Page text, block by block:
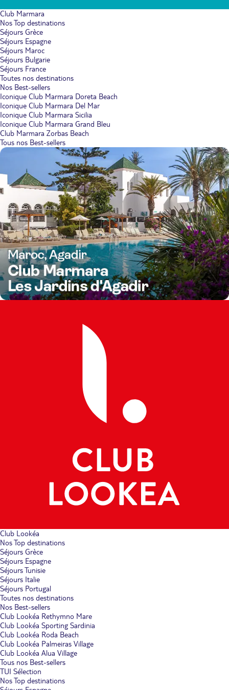
Club Marmara
Nos Top destinations
Séjours Grèce
Séjours Espagne
Séjours Maroc
Séjours Bulgarie
Séjours France
Toutes nos destinations
Nos Best-sellers
Iconique Club Marmara Doreta Beach
Iconique Club Marmara Del Mar
Iconique Club Marmara Sicilia
Iconique Club Marmara Grand Bleu
Club Marmara Zorbas Beach
Tous nos Best-sellers
Club Lookéa
Nos Top destinations
Séjours Grèce
Séjours Espagne
Séjours Tunisie
Séjours Italie
Séjours Portugal
Toutes nos destinations
Nos Best-sellers
Club Lookéa Rethymno Mare
Club Lookéa Sporting Sardinia
Club Lookéa Roda Beach
Club Lookéa Palmeiras Village
Club Lookéa Alua Village
Tous nos Best-sellers
TUI Sélection
Nos Top destinations